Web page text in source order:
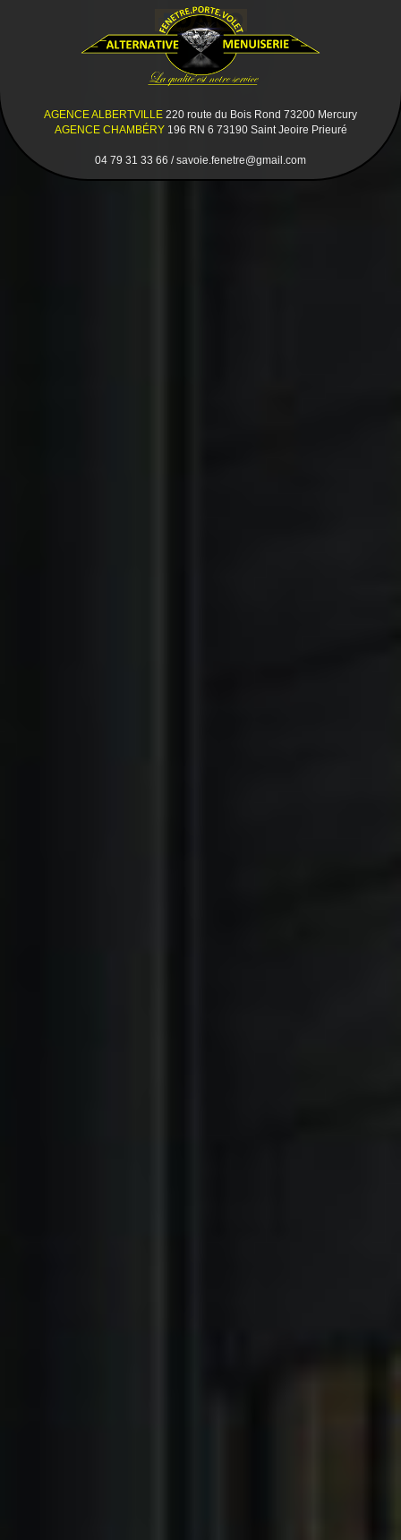
AGENCE ALBERTVILLE 220 route du Bois Rond 73200 Mercury
AGENCE CHAMBÉRY196 RN 6 73190 Saint Jeoire Prieuré
04 79 31 33 66 / savoie.fenetre@gmail.com